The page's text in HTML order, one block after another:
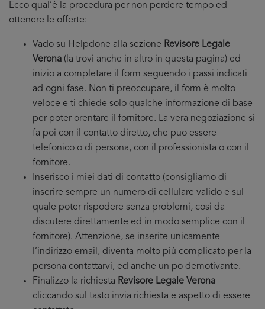
Ecco qual’è la procedura per non perdere tempo ed
ottenere le offerte:
Vado su Helpdone alla sezione Revisore Legale
Verona (la trovi anche in altro in questa pagina) ed
inizio a completare il form seguendo i passi indicati
ad ogni fase. Non ti preoccupare, il form è molto
veloce e ti chiede solo qualche informazione di base
per poter orentare il fornitore. La vera negoziazione si
fa poi con il contatto diretto, che puo essere
telefonico o di persona, con il professionista o con il
fornitore.
Inserisco i miei dati di contatto (consigliamo di
inserire sempre un numero di cellulare valido e sul
quale poter rispodere senza problemi, cosi da
discutere direttamente ed in modo semplice con il
fornitore). Attenzione, se inserite unicamente
l’indirizzo email, diventa molto più complicato per la
persona contattarvi, ed anche un po demotivante.
Finalizzo la richiesta Revisore Legale Verona
cliccando sul tasto invia richiesta e aspetto di essere